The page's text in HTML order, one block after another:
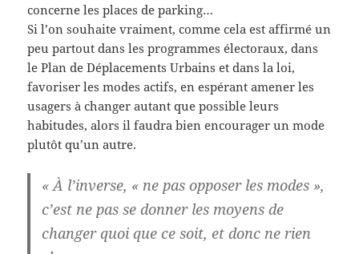
concerne les places de parking…
Si l’on souhaite vraiment, comme cela est affirmé un
peu partout dans les programmes électoraux, dans
le Plan de Déplacements Urbains et dans la loi,
favoriser les modes actifs, en espérant amener les
usagers à changer autant que possible leurs
habitudes, alors il faudra bien encourager un mode
plutôt qu’un autre.
« À l’inverse, « ne pas opposer les modes »,
c’est ne pas se donner les moyens de
changer quoi que ce soit, et donc ne rien